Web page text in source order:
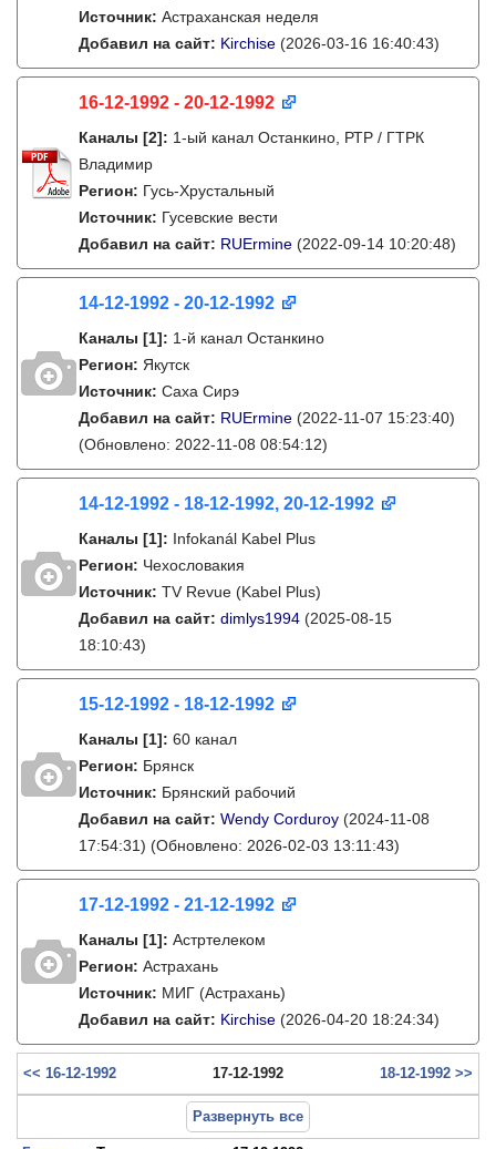
Источник: Астраханская неделя
Добавил на сайт: Kirchise (2026-03-16 16:40:43)
16-12-1992 - 20-12-1992
Каналы [2]: 1-ый канал Останкино, РТР / ГТРК
Владимир
Регион: Гусь-Хрустальный
Источник: Гусевские вести
Добавил на сайт: RUErmine (2022-09-14 10:20:48)
14-12-1992 - 20-12-1992
Каналы [1]: 1-й канал Останкино
Регион: Якутск
Источник: Саха Сирэ
Добавил на сайт: RUErmine (2022-11-07 15:23:40)
(Обновлено: 2022-11-08 08:54:12)
14-12-1992 - 18-12-1992, 20-12-1992
Каналы [1]: Infokanál Kabel Plus
Регион: Чехословакия
Источник: TV Revue (Kabel Plus)
Добавил на сайт: dimlys1994 (2025-08-15
18:10:43)
15-12-1992 - 18-12-1992
Каналы [1]: 60 канал
Регион: Брянск
Источник: Брянский рабочий
Добавил на сайт: Wendy Corduroy (2024-11-08
17:54:31) (Обновлено: 2026-02-03 13:11:43)
17-12-1992 - 21-12-1992
Каналы [1]: Астртелеком
Регион: Астрахань
Источник: МИГ (Астрахань)
Добавил на сайт: Kirchise (2026-04-20 18:24:34)
<< 16-12-1992 17-12-1992 18-12-1992 >>
Развернуть все